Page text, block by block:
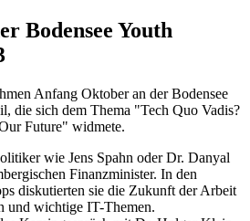
Bodensee Youth
Anfang Oktober an der Bodensee
die sich dem Thema "Tech Quo Vadis?
Future" widmete.
wie Jens Spahn oder Dr. Danyal
Finanzminister. In den
diskutierten sie die Zukunft der Arbeit
und wichtige IT-Themen.